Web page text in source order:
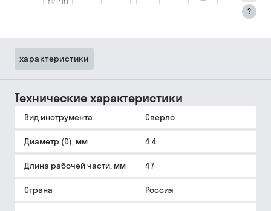
?
характеристики
Технические характеристики
Вид инструмента Сверло
Диаметр (D), мм 4.4
Длина рабочей части, мм 47
Страна Россия